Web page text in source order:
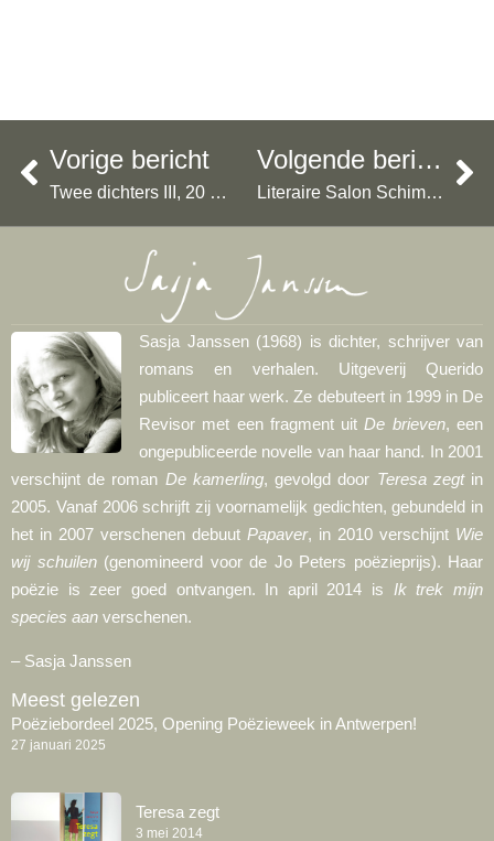
Vorige bericht
Twee dichters III, 20 maart, 20:30 in Perdu
Volgende bericht
Literaire Salon Schimmelpennink 31 mei
Sasja Janssen (1968) is dichter, schrijver van
romans en verhalen. Uitgeverij Querido
publiceert haar werk. Ze debuteert in 1999 in De
Revisor met een fragment uitDe brieven, een
ongepubliceerde novelle van haar hand. In 2001
verschijnt de roman De kamerling, gevolgd door Teresa zegtin
2005. Vanaf 2006 schrijft zij voornamelijk gedichten, gebundeld in
het in 2007 verschenen debuut Papaver, in 2010 verschijnt Wie
wij schuilen(genomineerd voor de Jo Peters poëzieprijs). Haar
poëzie is zeer goed ontvangen. In april 2014 is Ik trek mijn
species aan verschenen.
– Sasja Janssen
Meest gelezen
Poëziebordeel 2025, Opening Poëzieweek in Antwerpen!
27 januari 2025
Teresa zegt
3 mei 2014